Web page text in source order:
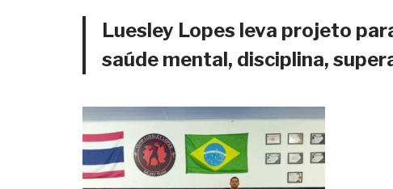
Luesley Lopes leva projeto
saúde mental, disciplina,